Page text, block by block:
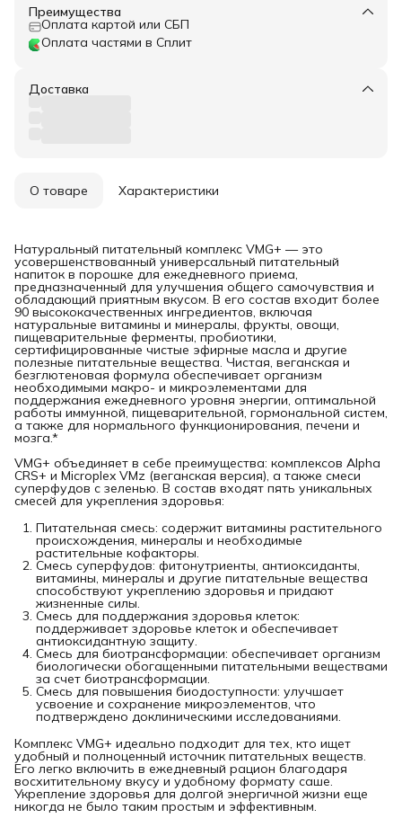
Преимущества
Оплата картой или СБП
Оплата частями в Сплит
Доставка
О товаре Характеристики
Натуральный питательный комплекс VMG+ — это
усовершенствованный универсальный питательный
напиток в порошке для ежедневного приема,
предназначенный для улучшения общего самочувствия и
обладающий приятным вкусом. В его состав входит более
90 высококачественных ингредиентов, включая
натуральные витамины и минералы, фрукты, овощи,
пищеварительные ферменты, пробиотики,
сертифицированные чистые эфирные масла и другие
полезные питательные вещества. Чистая, веганская и
безглютеновая формула обеспечивает организм
необходимыми макро- и микроэлементами для
поддержания ежедневного уровня энергии, оптимальной
работы иммунной, пищеварительной, гормональной систем,
а также для нормального функционирования, печени и
мозга.*
VMG+ объединяет в себе преимущества: комплексов Alpha
CRS+ и Microplex VMz (веганская версия), а также смеси
суперфудов с зеленью. В состав входят пять уникальных
смесей для укрепления здоровья:
Питательная смесь: содержит витамины растительного
происхождения, минералы и необходимые
растительные кофакторы.
Смесь суперфудов: фитонутриенты, антиоксиданты,
витамины, минералы и другие питательные вещества
способствуют укреплению здоровья и придают
жизненные силы.
Смесь для поддержания здоровья клеток:
поддерживает здоровье клеток и обеспечивает
антиоксидантную защиту.
Смесь для биотрансформации: обеспечивает организм
биологически обогащенными питательными веществами
за счет биотрансформации.
Смесь для повышения биодоступности: улучшает
усвоение и сохранение микроэлементов, что
подтверждено доклиническими исследованиями.
Комплекс VMG+ идеально подходит для тех, кто ищет
удобный и полноценный источник питательных веществ.
Его легко включить в ежедневный рацион благодаря
восхитительному вкусу и удобному формату саше.
Укрепление здоровья для долгой энергичной жизни еще
никогда не было таким простым и эффективным.